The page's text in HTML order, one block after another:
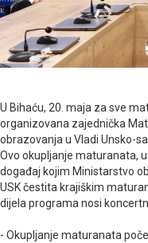
U Bihaću, 20. maja za sve
organizovana zajednička
obrazovanja u Vladi Unsko-
Ovo okupljanje maturanata,
događaj kojim Ministarstvo
USK čestita krajiškim
dijela programa nosi
- Okupljanje maturanata